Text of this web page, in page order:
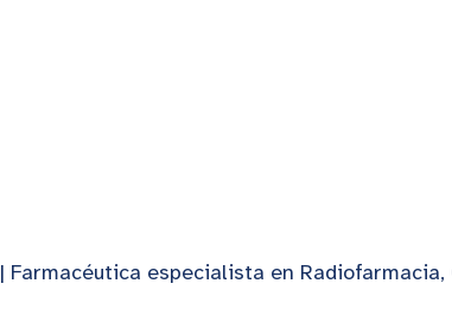
| Farmacéutica especialista en Radiofarmacia,